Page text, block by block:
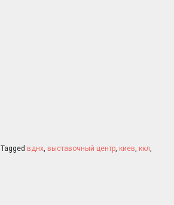
Tagged вднх, выставочный центр, киев, ккл,